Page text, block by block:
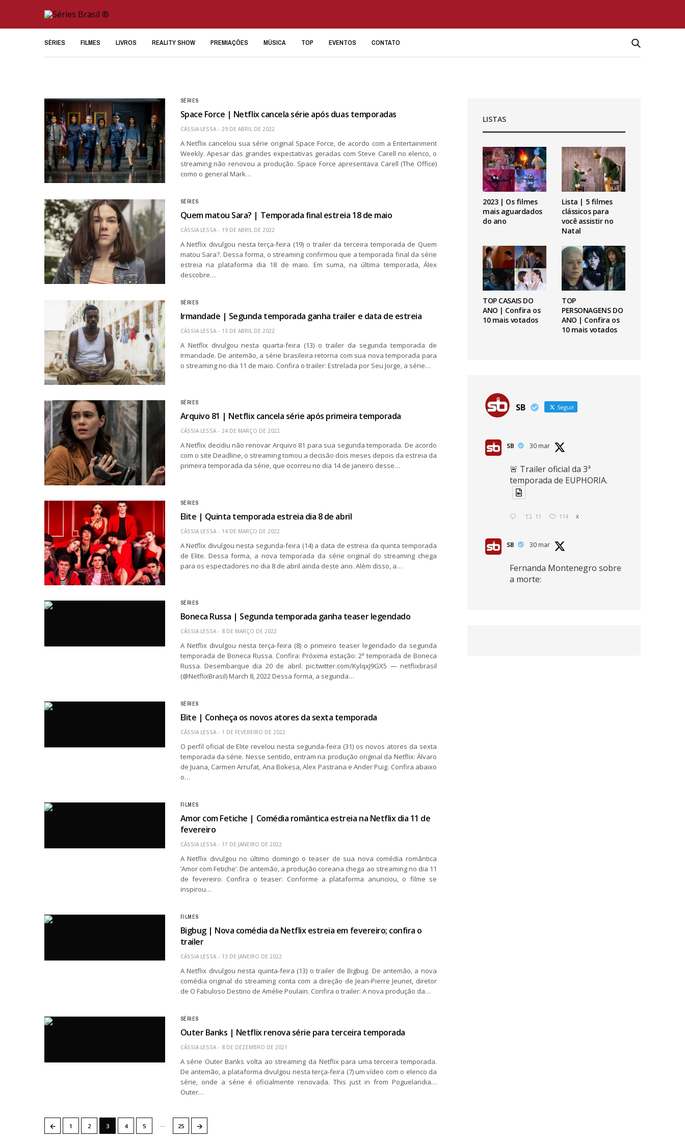
SÉRIES FILMES LIVROS REALITY SHOW PREMIAÇÕES MÚSICA TOP EVENTOS CONTATO
SÉRIES
Space Force | Netflix cancela série após duas temporadas
CÁSSIA LESSA 29 DE ABRIL DE 2022
A Netflix cancelou sua série original Space Force, de acordo com a Entertainment
Weekly. Apesar das grandes expectativas geradas com Steve Carell no elenco, o
streaming não renovou a produção. Space Force apresentava Carell (The Office)
como o general Mark…
SÉRIES
Quem matou Sara? | Temporada final estreia 18 de maio
CÁSSIA LESSA 19 DE ABRIL DE 2022
A Netflix divulgou nesta terça-feira (19) o trailer da terceira temporada de Quem
matou Sara?. Dessa forma, o streaming confirmou que a temporada final da série
estreia na plataforma dia 18 de maio. Em suma, na última temporada, Álex
descobre…
SÉRIES
Irmandade | Segunda temporada ganha trailer e data de estreia
CÁSSIA LESSA 13 DE ABRIL DE 2022
A Netflix divulgou nesta quarta-feira (13) o trailer da segunda temporada de
Irmandade. De antemão, a série brasileira retorna com sua nova temporada para
o streaming no dia 11 de maio. Confira o trailer: Estrelada por Seu Jorge, a série…
SÉRIES
Arquivo 81 | Netflix cancela série após primeira temporada
CÁSSIA LESSA 24 DE MARÇO DE 2022
A Netflix decidiu não renovar Arquivo 81 para sua segunda temporada. De acordo
com o site Deadline, o streaming tomou a decisão dois meses depois da estreia da
primeira temporada da série, que ocorreu no dia 14 de janeiro desse…
SÉRIES
Elite | Quinta temporada estreia dia 8 de abril
CÁSSIA LESSA 14 DE MARÇO DE 2022
A Netflix divulgou nesta segunda-feira (14) a data de estreia da quinta temporada
de Elite. Dessa forma, a nova temporada da série original do streaming chega
para os espectadores no dia 8 de abril ainda deste ano. Além disso, a…
SÉRIES
Boneca Russa | Segunda temporada ganha teaser legendado
CÁSSIA LESSA 8 DE MARÇO DE 2022
A Netflix divulgou nesta terça-feira (8) o primeiro teaser legendado da segunda
temporada de Boneca Russa. Confira: Próxima estação: 2ª temporada de Boneca
Russa. Desembarque dia 20 de abril. pic.twitter.com/KylqxJ9GX5 — netflixbrasil
(@NetflixBrasil) March 8, 2022 Dessa forma, a segunda…
SÉRIES
Elite | Conheça os novos atores da sexta temporada
CÁSSIA LESSA 1 DE FEVEREIRO DE 2022
O perfil oficial de Elite revelou nesta segunda-feira (31) os novos atores da sexta
temporada da série. Nesse sentido, entram na produção original da Netflix: Álvaro
de Juana, Carmen Arrufat, Ana Bokesa, Alex Pastrana e Ander Puig. Confira abaixo
o…
FILMES
Amor com Fetiche | Comédia romântica estreia na Netflix dia 11 de
fevereiro
CÁSSIA LESSA 17 DE JANEIRO DE 2022
A Netflix divulgou no último domingo o teaser de sua nova comédia romântica
‘Amor com Fetiche’. De antemão, a produção coreana chega ao streaming no dia 11
de fevereiro. Confira o teaser: Conforme a plataforma anunciou, o filme se
inspirou…
FILMES
Bigbug | Nova comédia da Netflix estreia em fevereiro; confira o
trailer
CÁSSIA LESSA 13 DE JANEIRO DE 2022
A Netflix divulgou nesta quinta-feira (13) o trailer de Bigbug. De antemão, a nova
comédia original do streaming conta com a direção de Jean-Pierre Jeunet, diretor
de O Fabuloso Destino de Amélie Poulain. Confira o trailer: A nova produção da…
SÉRIES
Outer Banks | Netflix renova série para terceira temporada
CÁSSIA LESSA 8 DE DEZEMBRO DE 2021
A série Outer Banks volta ao streaming da Netflix para uma terceira temporada.
De antemão, a plataforma divulgou nesta terça-feira (7) um vídeo com o elenco da
série, onde a série é oficialmente renovada. This just in from Poguelandia…
Outer…
← 1 2 3 4 5 … 25 →
LISTAS
2023 | Os filmes
mais aguardados
do ano
Lista | 5 filmes
clássicos para
você assistir no
Natal
TOP CASAIS DO
ANO | Confira os
10 mais votados
TOP
PERSONAGENS DO
ANO | Confira os
10 mais votados
SB Seguir
SB 30 mar
🚨 Trailer oficial da 3ª
temporada de EUPHORIA.
11 114 X
SB 30 mar
Fernanda Montenegro sobre
a morte: